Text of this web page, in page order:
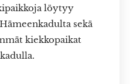
löytyy
sekä
kiekkopaikat